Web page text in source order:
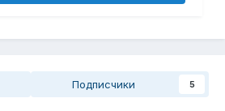
Подписчики 5